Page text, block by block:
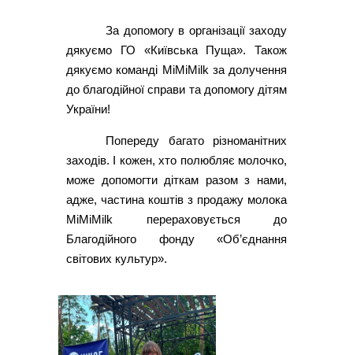
За допомогу в організації заходу
дякуємо ГО «Київська Пуща». Також
дякуємо команді MiMiMilk за долучення
до благодійної справи та допомогу дітям
України!
Попереду багато різноманітних
заходів. І кожен, хто полюбляє молочко,
може допомогти діткам разом з нами,
адже, частина коштів з продажу молока
MiMiMilk перераховується до
Благодійного фонду «Об’єднання
світових культур».